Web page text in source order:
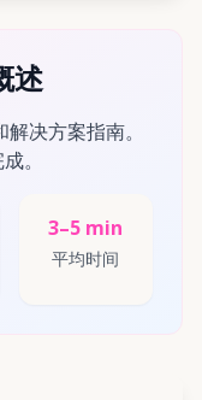
述
决方案指南。
。
3–5 min
平均时间